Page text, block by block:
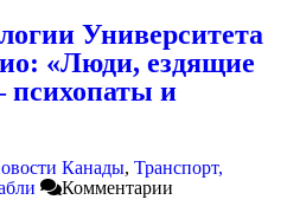
Университета
«Люди, ездящие
психопаты и
Канады, Транспорт,
Комментарии